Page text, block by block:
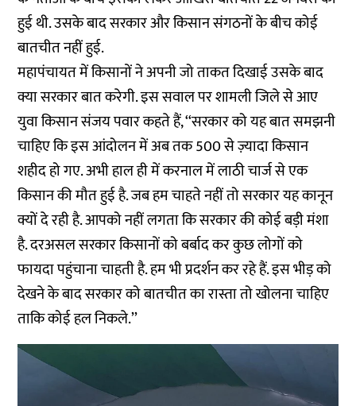
हुई थी. उसके बाद सरकार और किसान संगठनों के बीच कोई
बातचीत नहीं हुई.
महापंचायत में किसानों ने अपनी जो ताकत दिखाई उसके बाद
क्या सरकार बात करेगी. इस सवाल पर शामली जिले से आए
युवा किसान संजय पवार कहते हैं, ‘‘सरकार को यह बात समझनी
चाहिए कि इस आंदोलन में अब तक 500 से ज़्यादा किसान
शहीद हो गए. अभी हाल ही मेंकरनालमें लाठी चार्ज से एक
किसान की मौत हुई है. जब हम चाहते नहीं तो सरकार यह कानून
क्यों दे रही है. आपको नहीं लगता कि सरकार की कोई बड़ी मंशा
है. दरअसल सरकार किसानों को बर्बाद कर कुछ लोगों को
फायदा पहुंचाना चाहती है. हम भी प्रदर्शन कर रहे हैं. इस भीड़ को
देखने के बाद सरकार को बातचीत का रास्ता तो खोलना चाहिए
ताकि कोई हल निकले.’’